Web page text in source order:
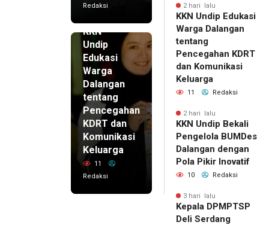
Redaksi
KKN
Undip
Edukasi
Warga
Dalangan
tentang
Pencegahan
KDRT dan
Komunikasi
Keluarga
11
Redaksi
2 hari lalu
KKN Undip Edukasi
Warga Dalangan
tentang
Pencegahan KDRT
dan Komunikasi
Keluarga
11 Redaksi
2 hari lalu
KKN Undip Bekali
Pengelola BUMDes
Dalangan dengan
Pola Pikir Inovatif
10 Redaksi
3 hari lalu
Kepala DPMPTSP
Deli Serdang